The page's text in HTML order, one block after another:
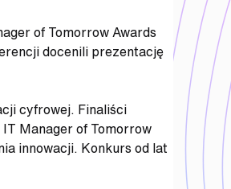
of Tomorrow Awards
docenili prezentację
cyfrowej. Finaliści
Manager of Tomorrow
innowacji. Konkurs od lat